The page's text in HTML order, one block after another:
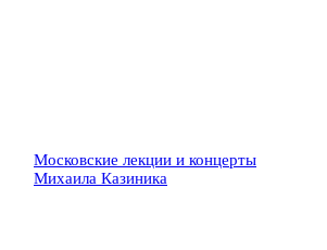
Московские лекции и концерты
Михаила Казиника